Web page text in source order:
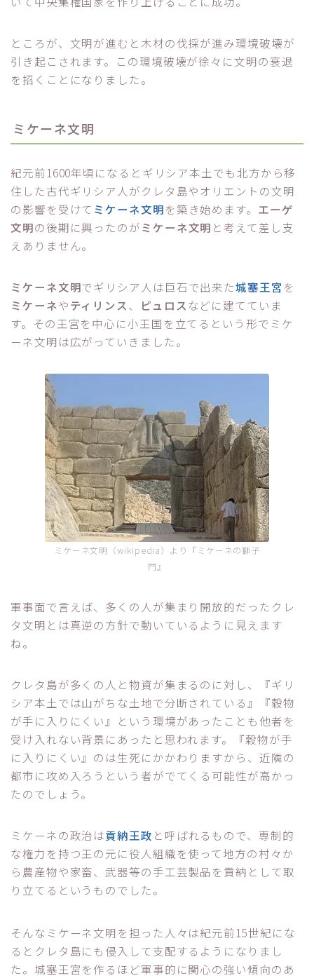
ところが、文明が進むと木材の伐採が進み環境破壊が
引き起こされます。この環境破壊が徐々に文明の衰退
を招くことになりました。
ミケーネ文明
紀元前1600年頃になるとギリシア本土でも北方から移
住した古代ギリシア人がクレタ島やオリエントの文明
の影響を受けて ミケーネ文明を築き始めます。 エーゲ
文明の後期に興ったのがミケーネ文明 と考えて差し支
えありません。
ミケーネ文明でギリシア人は巨石で出来た城塞王宮 を
ミケーネやティリンス、 ピュロスなどに建てていま
す。その王宮を中心に小王国を立てるという形でミケ
ーネ文明は広がっていきました。
ミケーネ文明（wikipedia）より『ミケーネの獅子
門』
軍事面で言えば、多くの人が集まり開放的だったクレ
タ文明とは真逆の方針で動いているように見えます
ね。
クレタ島が多くの人と物資が集まるのに対し、『ギリ
シア本土では山がちな土地で分断されている』『穀物
が手に入りにくい』という環境があったことも他者を
受け入れない背景にあったと思われます。『穀物が手
に入りにくい』のは生死にかかわりますから、近隣の
都市に攻め入ろうという者がでてくる可能性が高かっ
たのでしょう。
ミケーネの政治は貢納王政 と呼ばれるもので、専制的
な権力を持つ王の元に役人組織を使って地方の村々か
ら農産物や家畜、武器等の手工芸製品を貢納として取
り立てるというものでした。
そんなミケーネ文明を担った人々は紀元前15世紀にな
るとクレタ島にも侵入して支配するようになりまし
た。城塞王宮を作るほど軍事的に関心の強い傾向のあ